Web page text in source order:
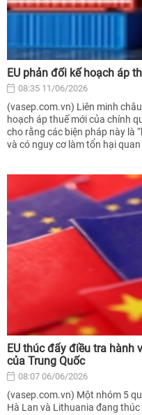
EU phản đối kế hoạch áp
08:35 11/06/2026
(vasep.com.vn) Liên minh
hoạch áp thuế mới của chính
cho rằng các biện pháp này là
và có nguy cơ làm tổn hại
EU thúc đẩy điều tra hành
của Trung Quốc
08:07 06/06/2026
(vasep.com.vn) Một nhóm 5
Hà Lan và Lithuania đang